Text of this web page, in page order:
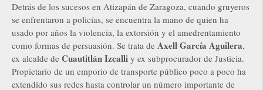
Detrás de los sucesos en Atizapán de Zaragoza, cuando gruyeros
se enfrentaron a policías, se encuentra la mano de quien ha
usado por años la violencia, la extorsión y el amedrentamiento
como formas de persuasión. Se trata de Axell García Aguilera,
ex alcalde de Cuautitlán Izcalli y ex subprocurador de Justicia.
Propietario de un emporio de transporte público poco a poco ha
extendido sus redes hasta controlar un número importante de